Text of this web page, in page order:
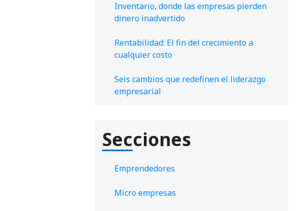
Inventario, donde las empresas pierden
dinero inadvertido
Rentabilidad: El fin del crecimiento a
cualquier costo
Seis cambios que redefinen el liderazgo
empresarial
Secciones
Emprendedores
Micro empresas